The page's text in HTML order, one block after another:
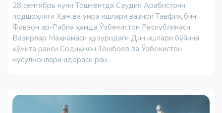
28 сентябрь куни Тошкентда Саудия Арабистони
подшоҳлиги Ҳаж ва умра ишлари вазири Тавфиқ бин
Фавзон ар-Рабиа ҳамда Ўзбекистон Республикаси
Вазирлар Маҳкамаси ҳузуридаги Дин ишлари бўйича
қўмита раиси Содиқжон Тошбоев ва Ўзбекистон
мусулмонлари идораси раи...